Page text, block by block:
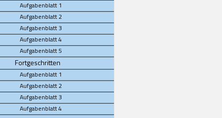
Aufgabenblatt 1
Aufgabenblatt 2
Aufgabenblatt 3
Aufgabenblatt 4
Aufgabenblatt 5
Fortgeschritten
Aufgabenblatt 1
Aufgabenblatt 2
Aufgabenblatt 3
Aufgabenblatt 4